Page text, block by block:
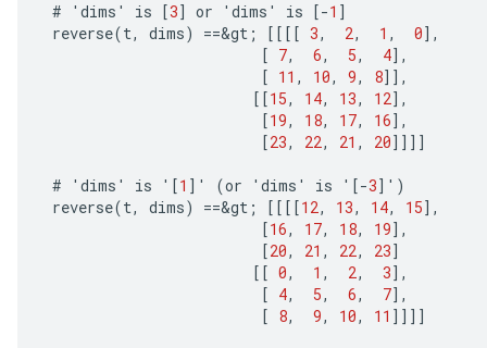
# ' dims ' is [3] or ' dims ' is [-1 ]
reverse(t, dims) ==&gt ; [[[[ 3, 2, 1 , 0] ,
[ 7, 6, 5, 4] ,
[ 11 , 10, 9, 8]] ,
[[15, 14, 13, 12] ,
[19, 18, 17, 16] ,
[23, 22, 21 , 20]]]]
# ' dims ' is ' [1 ] ' (or ' dims ' is ' [-3] ' )
reverse(t, dims) ==&gt ; [[[[12, 13, 14, 15] ,
[16, 17, 18, 19] ,
[20, 21 , 22, 23]
[[ 0, 1 , 2, 3] ,
[ 4, 5, 6, 7] ,
[ 8, 9, 10, 11 ]]]]